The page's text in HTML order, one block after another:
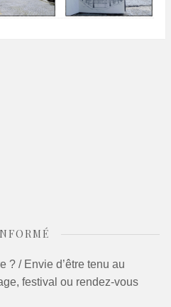
? / Envie d’être tenu au
festival ou rendez-vous